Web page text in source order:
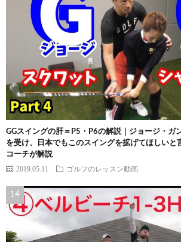
GGスイングの肝＝P5・P6の解説｜ジョージ・ガ
を受け、日本でもこのスイングを拡げてほしいと
コーチが解説
2019.05.11 ゴルフのレッスン動画